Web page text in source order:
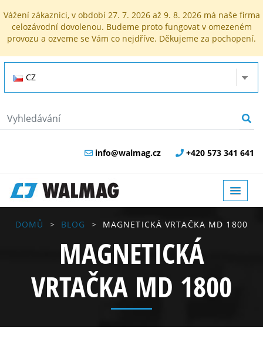
Vážení zákaznici, v období 27. 7. 2026 až 9. 8. 2026 má naše firma
celozávodní dovolenou. Budeme proto fungovat v omezeném
provozu a ozveme se Vám co nejdříve. Děkujeme za pochopení.
CZ
+420 573 341 641
info@walmag.cz
DOMŮ BLOG MAGNETICKÁ VRTAČKA MD 1800
MAGNETICKÁ
VRTAČKA MD 1800